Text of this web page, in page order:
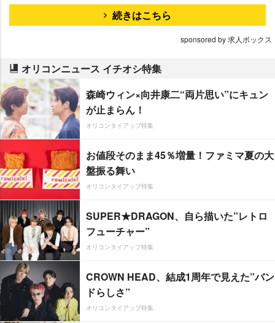
続きはこちら
sponsored by 求人ボックス
オリコンニュース イチオシ特集
森崎ウィン×向井康二“両片思い”にキュン
が止まらん！
オリコンタイアップ特集
お値段そのまま45％増量！ファミマ夏の大
盤振る舞い
オリコンタイアップ特集
SUPER★DRAGON、自ら描いた”レトロ
フューチャー”
オリコンタイアップ特集
CROWN HEAD、結成1周年で見えた”バン
ドらしさ”
オリコンタイアップ特集